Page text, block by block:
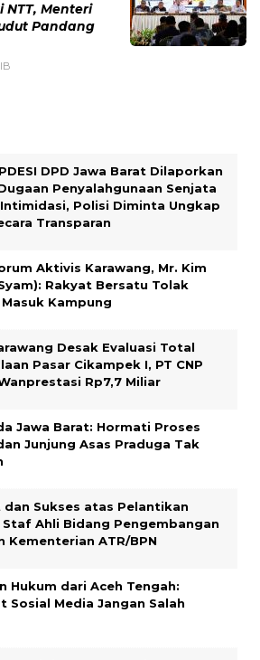
NTT, Menteri
Pandang
DPD Jawa Barat Dilaporkan
Penyalahgunaan Senjata
Polisi Diminta Ungkap
Transparan
Aktivis Karawang, Mr. Kim
Rakyat Bersatu Tolak
Kampung
Desak Evaluasi Total
Pasar Cikampek I, PT CNP
Rp7,7 Miliar
Jawa Barat: Hormati Proses
Junjung Asas Praduga Tak
dan Sukses atas Pelantikan
Ahli Bidang Pengembangan
Kementerian ATR/BPN
Hukum dari Aceh Tengah:
Sosial Media Jangan Salah